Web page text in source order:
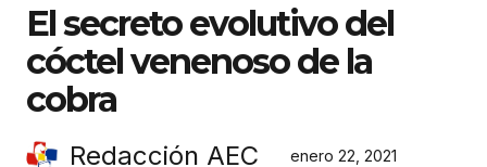
El secreto evolutivo del
cóctel venenoso de la
cobra
Redacción AEC enero 22, 2021